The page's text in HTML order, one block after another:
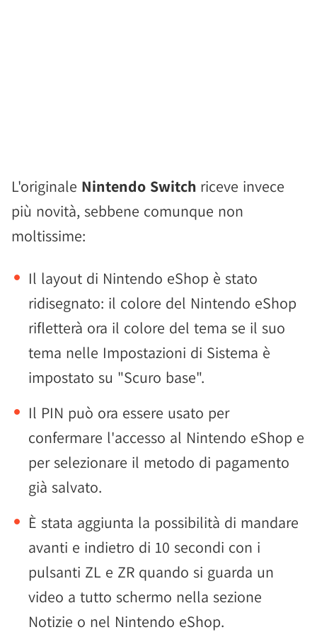
L'originale Nintendo Switch riceve invece
più novità, sebbene comunque non
moltissime:
Il layout di Nintendo eShop è stato
ridisegnato: il colore del Nintendo eShop
rifletterà ora il colore del tema se il suo
tema nelle Impostazioni di Sistema è
impostato su "Scuro base".
Il PIN può ora essere usato per
confermare l'accesso al Nintendo eShop e
per selezionare il metodo di pagamento
già salvato.
È stata aggiunta la possibilità di mandare
avanti e indietro di 10 secondi con i
pulsanti ZL e ZR quando si guarda un
video a tutto schermo nella sezione
Notizie o nel Nintendo eShop.